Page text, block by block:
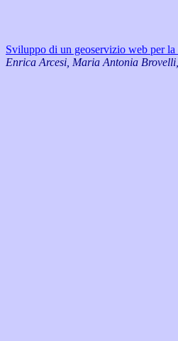
Sviluppo di un geoservizio web per
Enrica Arcesi, Maria Antonia